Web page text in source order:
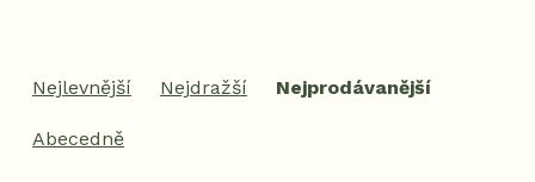
Nejlevnější Nejdražší Nejprodávanější
Abecedně